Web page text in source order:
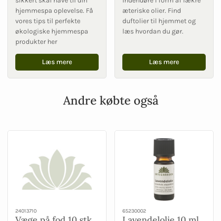
hjemmespa oplevelse. Få
vores tips til perfekte
økologiske hjemmespa
produkter her
Læs mere
æteriske olier. Find
duftolier til hjemmet og
læs hvordan du gør.
Læs mere
Andre købte også
24013710 65230002